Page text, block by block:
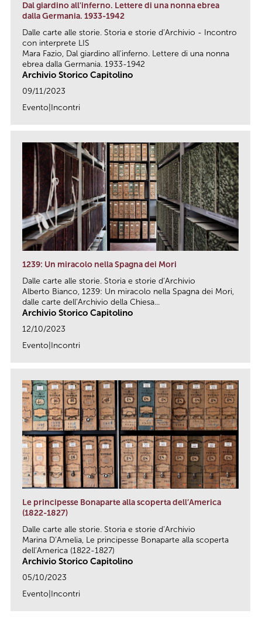
Dal giardino all'inferno. Lettere di una nonna ebrea
dalla Germania. 1933-1942
Dalle carte alle storie. Storia e storie d’Archivio - Incontro
con interprete LIS
Mara Fazio, Dal giardino all'inferno. Lettere di una nonna
ebrea dalla Germania. 1933-1942
Archivio Storico Capitolino
09/11/2023
Evento|Incontri
1239: Un miracolo nella Spagna dei Mori
Dalle carte alle storie. Storia e storie d’Archivio
Alberto Bianco, 1239: Un miracolo nella Spagna dei Mori,
dalle carte dell’Archivio della Chiesa...
Archivio Storico Capitolino
12/10/2023
Evento|Incontri
Le principesse Bonaparte alla scoperta dell’America
(1822-1827)
Dalle carte alle storie. Storia e storie d’Archivio
Marina D’Amelia, Le principesse Bonaparte alla scoperta
dell’America (1822-1827)
Archivio Storico Capitolino
05/10/2023
Evento|Incontri